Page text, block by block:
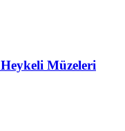
Müzeleri